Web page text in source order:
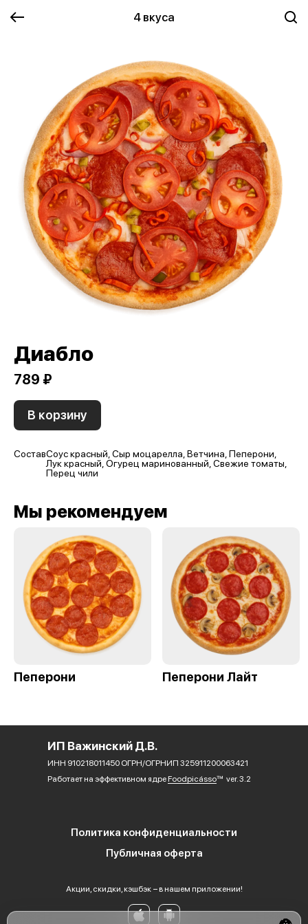
4 вкуса
Диабло
789 ₽
В корзину
СоставСоус красный, Сыр моцарелла, Ветчина, Пеперони,
Лук красный, Огурец маринованный, Свежие томаты,
Перец чили
Мы рекомендуем
Пеперони Пеперони Лайт
ИП Важинский Д.В.
ИНН 910218011450 ОГРН/ОГРНИП 325911200063421
Работает на эффективном ядре Foodpicássover. 3.2
Политика конфиденциальности
Публичная оферта
Акции, скидки, кэшбэк − в нашем приложении!